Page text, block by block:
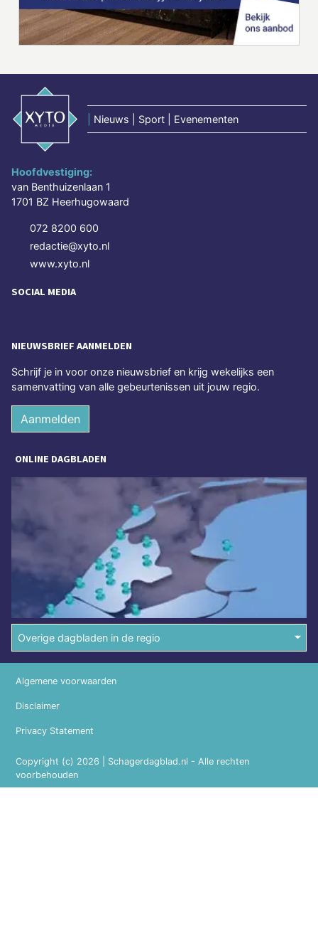
Nieuws | Sport | Evenementen
Hoofdvestiging:
van Benthuizenlaan 1
1701 BZ Heerhugowaard
072 8200 600
redactie@xyto.nl
www.xyto.nl
SOCIAL MEDIA
NIEUWSBRIEF AANMELDEN
Schrijf je in voor onze nieuwsbrief en krijg wekelijks een
samenvatting van alle gebeurtenissen uit jouw regio.
Aanmelden
ONLINE DAGBLADEN
Overige dagbladen in de regio
Copyright (c) 2026 | Schagerdagblad.nl - Alle rechten
voorbehouden
Algemene voorwaarden
Disclaimer
Privacy Statement